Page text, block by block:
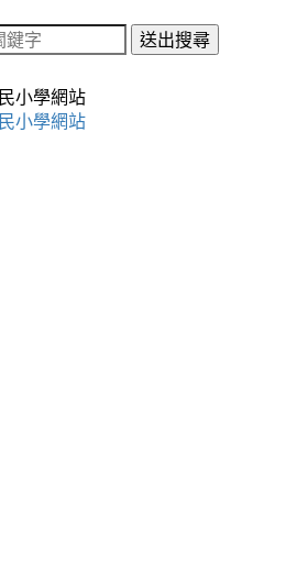
送出搜尋
小學網站
小學網站